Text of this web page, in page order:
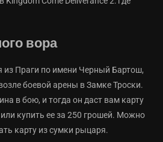
вора
из Праги по имени Черный Бартош,
боевой арены в Замке Троски.
в бою, и тогда он даст вам карту
купить ее за 250 грошей. Можно
карту из сумки рыцаря.